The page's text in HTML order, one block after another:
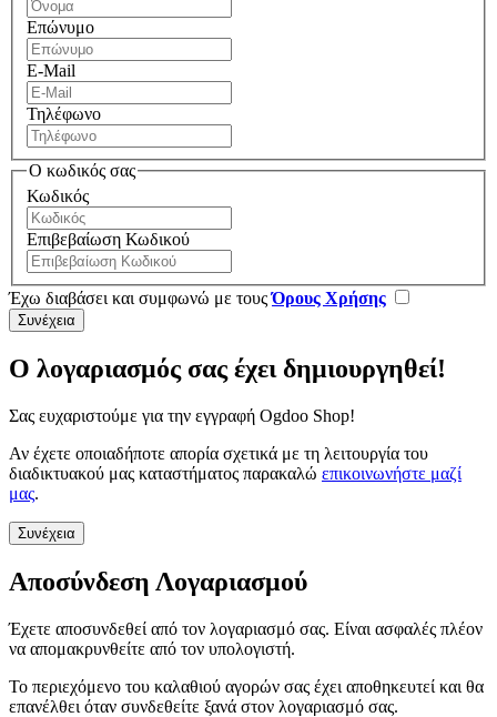
Επώνυμο
E-Mail
Τηλέφωνο
Ο κωδικός σας
Κωδικός
Επιβεβαίωση Κωδικού
Έχω διαβάσει και συμφωνώ με τουςΌρους Χρήσης
Ο λογαριασμός σας έχει δημιουργηθεί!
Σας ευχαριστούμε για την εγγραφή Ogdoo Shop!
Αν έχετε οποιαδήποτε απορία σχετικά με τη λειτουργία του
διαδικτυακού μας καταστήματος παρακαλώ επικοινωνήστε μαζί
μας.
Συνέχεια
Αποσύνδεση Λογαριασμού
Έχετε αποσυνδεθεί από τον λογαριασμό σας. Είναι ασφαλές πλέον
να απομακρυνθείτε από τον υπολογιστή.
Το περιεχόμενο του καλαθιού αγορών σας έχει αποθηκευτεί και θα
επανέλθει όταν συνδεθείτε ξανά στον λογαριασμό σας.